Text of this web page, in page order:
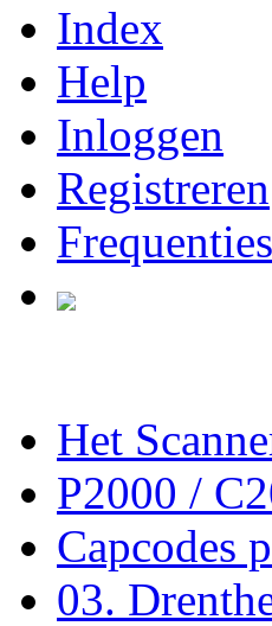
Index
Help
Inloggen
Registreren
Frequenties
Het
P2000 /
Capcodes
03.